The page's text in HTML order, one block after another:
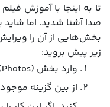
تا به اینجا با آموزش
صدا آشنا شدید. اما شاید
بخش‌هایی از آن را
زیر پیش بروید:
وارد بخش (Photos) گوشی آیفون خود شوید.